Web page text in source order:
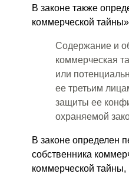
В законе также
коммерческой
Содержание и
коммерческая
или
ее третьим
защиты ее
охраняемой
В законе определен
собственника
коммерческой